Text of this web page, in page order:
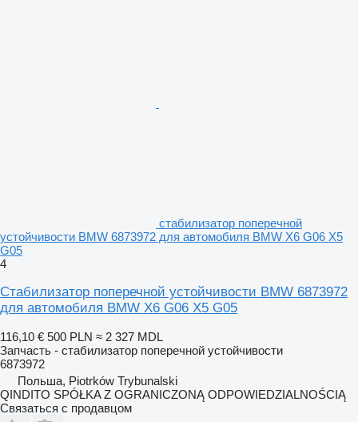
стабилизатор поперечной
устойчивости BMW 6873972 для автомобиля BMW X6 G06 X5
G05
4
Стабилизатор поперечной устойчивости BMW 6873972
для автомобиля BMW X6 G06 X5 G05
116,10 € 500 PLN ≈ 2 327 MDL
Запчасть - стабилизатор поперечной устойчивости
6873972
Польша, Piotrków Trybunalski
QINDITO SPÓŁKA Z OGRANICZONĄ ODPOWIEDZIALNOŚCIĄ
Связаться с продавцом